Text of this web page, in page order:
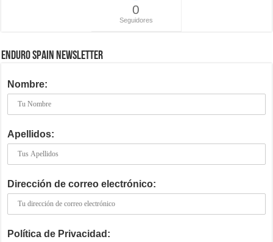
0
Seguidores
ENDURO SPAIN NEWSLETTER
Nombre:
Apellidos:
Dirección de correo electrónico:
Política de Privacidad: